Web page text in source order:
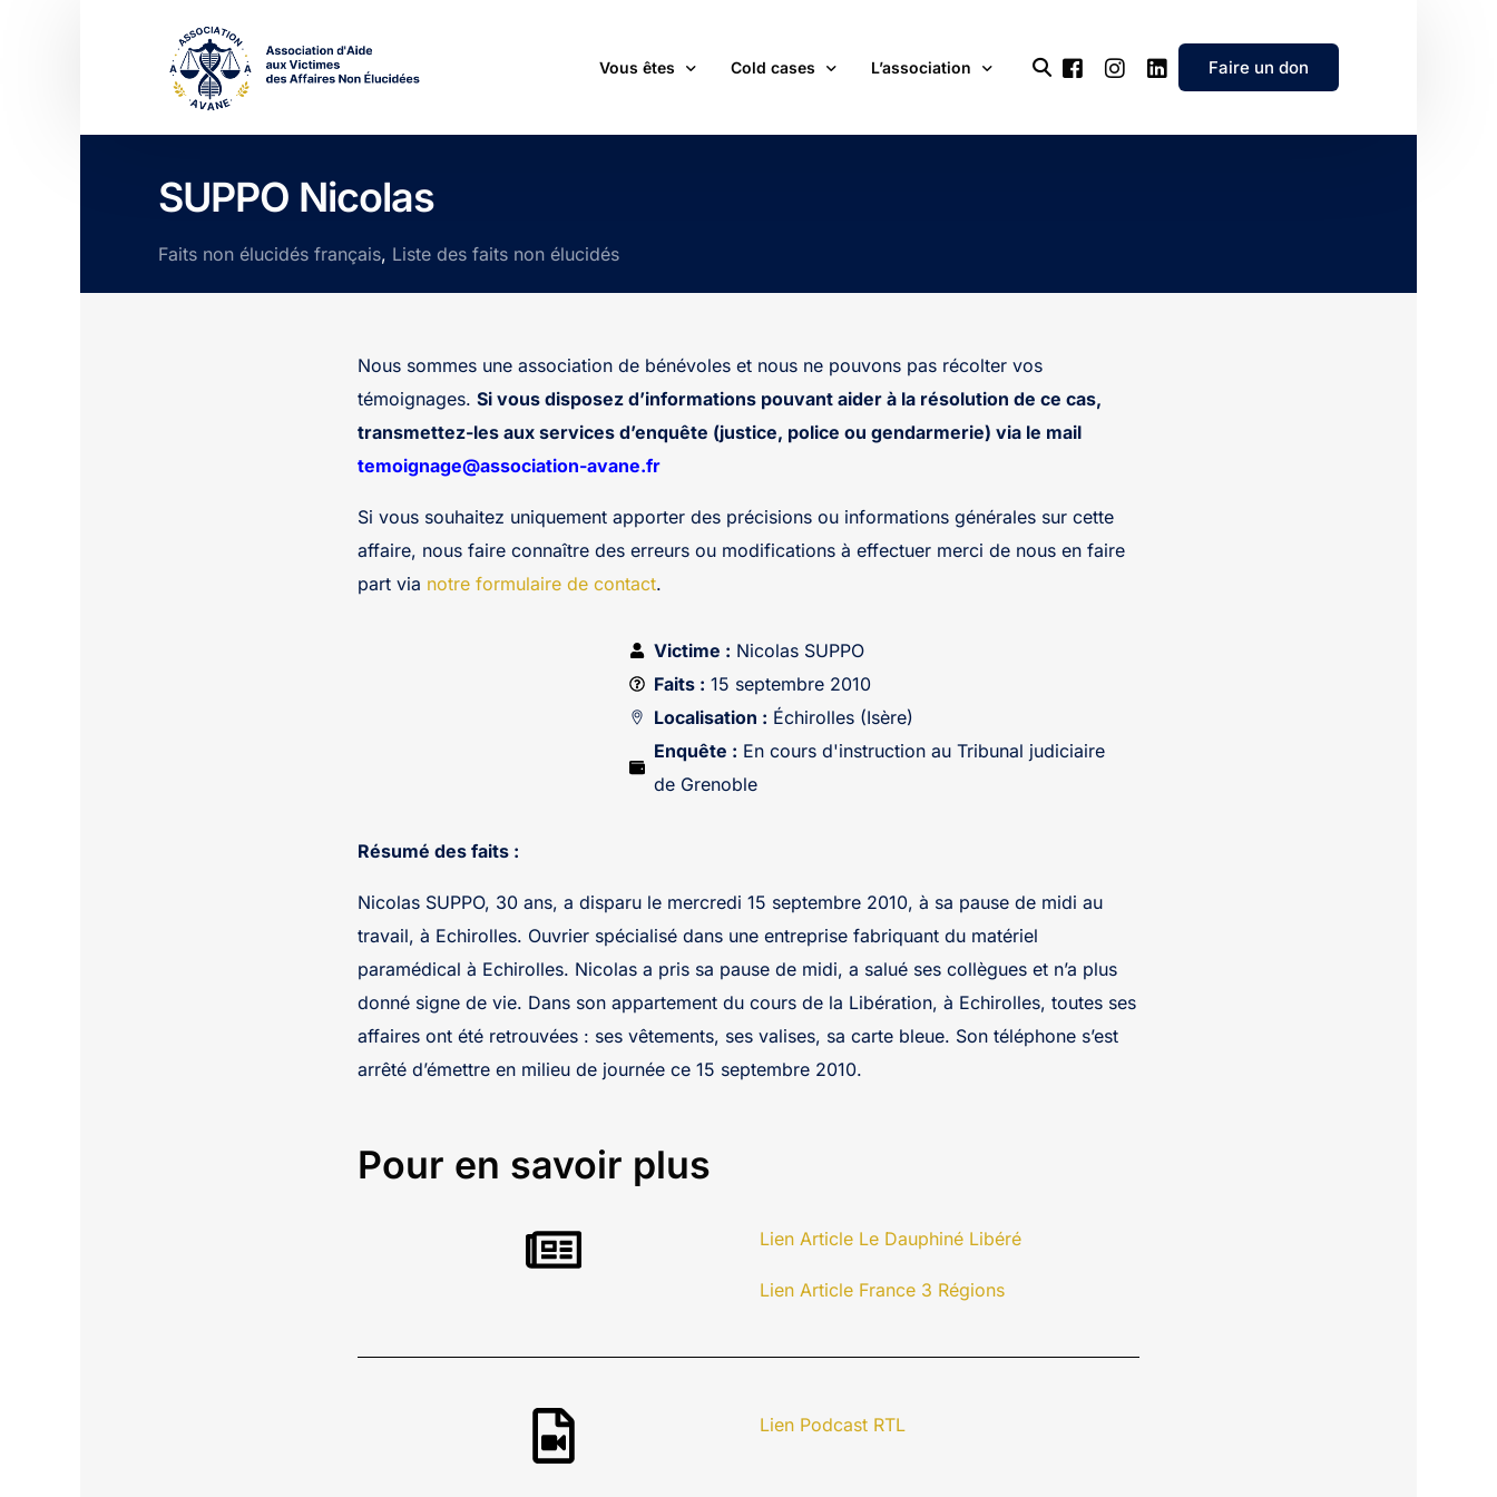
Vous êtes
passionné(e) par les cold cases
un futur adhérent ou bénévole
journaliste
Cold cases L’association
Devenir bénévole
Contact
Faire un don
SUPPO Nicolas
Faits non élucidés français, Liste des faits non élucidés
Nous sommes une association de bénévoles et nous ne pouvons pas récolter vos
témoignages. Si vous disposez d’informations pouvant aider à la résolution de ce cas,
transmettez-les aux services d’enquête (justice, police ou gendarmerie) via le mail
temoignage@association-avane.fr
Si vous souhaitez uniquement apporter des précisions ou informations générales sur cette
affaire, nous faire connaître des erreurs ou modifications à effectuer merci de nous en faire
part via notre formulaire de contact.
Victime : Nicolas SUPPO
Faits : 15 septembre 2010
Localisation : Échirolles (Isère)
Enquête : En cours d'instruction au Tribunal judiciaire
de Grenoble
Résumé des faits :
Nicolas SUPPO, 30 ans, a disparu le mercredi 15 septembre 2010, à sa pause de midi au
travail, à Echirolles. Ouvrier spécialisé dans une entreprise fabriquant du matériel
paramédical à Echirolles. Nicolas a pris sa pause de midi, a salué ses collègues et n’a plus
donné signe de vie. Dans son appartement du cours de la Libération, à Echirolles, toutes ses
affaires ont été retrouvées : ses vêtements, ses valises, sa carte bleue. Son téléphone s’est
arrêté d’émettre en milieu de journée ce 15 septembre 2010.
Pour en savoir plus
Lien Article Le Dauphiné Libéré
Lien Article France 3 Régions
Lien Podcast RTL